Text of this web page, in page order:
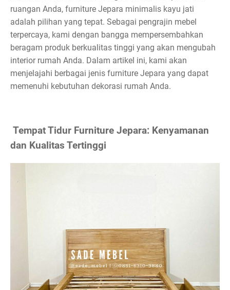
ruangan Anda, furniture Jepara minimalis kayu jati
adalah pilihan yang tepat. Sebagai pengrajin mebel
terpercaya, kami dengan bangga mempersembahkan
beragam produk berkualitas tinggi yang akan mengubah
interior rumah Anda. Dalam artikel ini, kami akan
menjelajahi berbagai jenis furniture Jepara yang dapat
memenuhi kebutuhan dekorasi rumah Anda.
Tempat Tidur Furniture Jepara: Kenyamanan
dan Kualitas Tertinggi